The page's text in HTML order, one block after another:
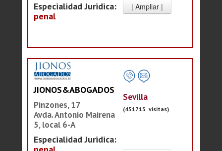
Especialidad Juridica:
penal
JIONOS&ABOGADOS
Pinzones, 17
Avda. Antonio Mairena
5, local 6-A
Especialidad Juridica:
Sevilla
(451715 visitas)